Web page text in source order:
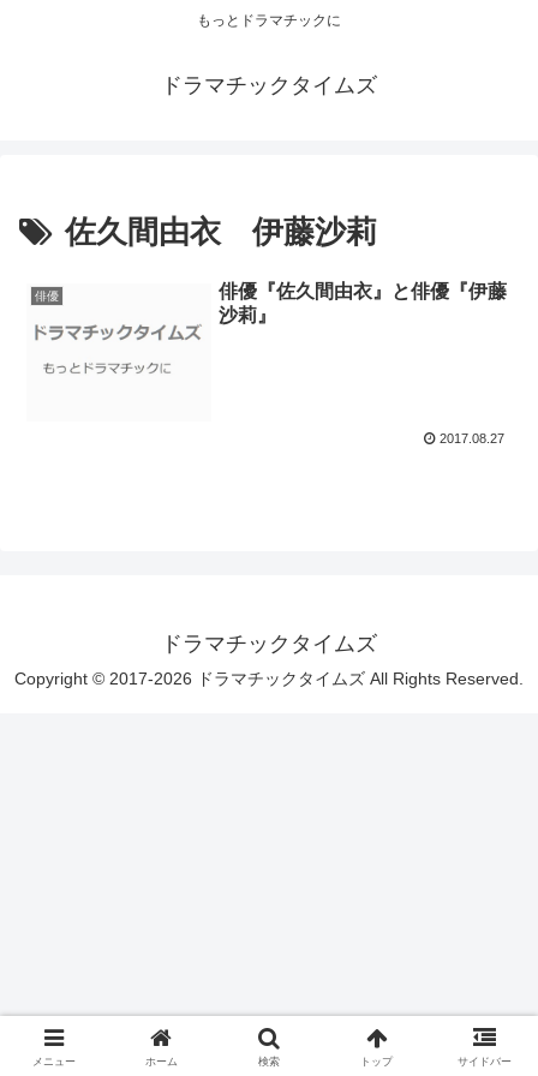
もっとドラマチックに
ドラマチックタイムズ
佐久間由衣 伊藤沙莉
俳優
俳優『佐久間由衣』と俳優『伊藤
沙莉』
2017.08.27
ドラマチックタイムズ
Copyright © 2017-2026 ドラマチックタイムズ All Rights Reserved.
メニュー ホーム 検索 トップ サイドバー